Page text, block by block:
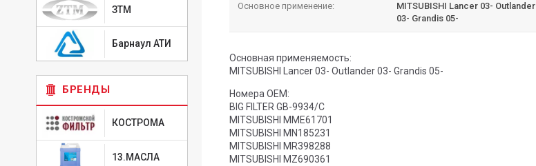
ЗТМ
Барнаул АТИ
БРЕНДЫ
КОСТРОМА
13.МАСЛА
Основное применение:
MITSUBISHI Lancer 03- Outlander
03- Grandis 05-
Основная применяемость:
MITSUBISHI Lancer 03- Outlander 03- Grandis 05-
Номера OEM:
BIG FILTER GB-9934/C
MITSUBISHI MME61701
MITSUBISHI MN185231
MITSUBISHI MR398288
MITSUBISHI MZ690361